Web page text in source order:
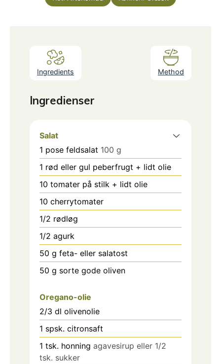
Ingredients Method
Ingredienser
Salat
1 pose feldsalat 100 g
1 rød eller gul peberfrugt + lidt olie
10 tomater på stilk + lidt olie
10 cherrytomater
1/2 rødløg
1/2 agurk
50 g feta- eller salatost
50 g sorte gode oliven
Oregano-olie
2/3 dl olivenolie
1 spsk. citronsaft
1 tsk. honning agavesirup eller 1/2
tsk. sukker